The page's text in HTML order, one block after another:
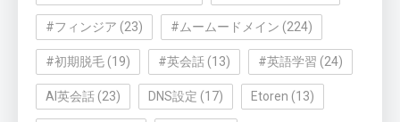
#フィンジア (23) #ムームードメイン (224)
#初期脱毛 (19) #英会話 (13) #英語学習 (24)
AI英会話 (23) DNS設定 (17) Etoren (13)